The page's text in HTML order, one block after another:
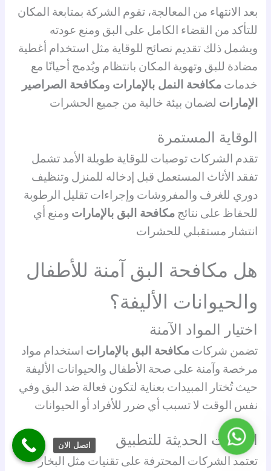
بعد الانتهاء من المعالجة، تقوم الشركة بمتابعة المكان
للتأكد من القضاء الكامل على البق ومنع عودته
ويشمل ذلك تقديم نصائح للوقاية مثل استخدام أغطية
مضادة للبق وتهوية المكان بانتظام ويُدمج أحيانًا مع
خدماتمكافحة النمل بالإمارات ومكافحة الصراصير
الإمارات لضمان بيئة خالية من جميع الحشرات
الوقاية المستمرة
تقدم الشركات توصيات للوقاية طويلة الأمد تشمل
تفقد الأثاث المستعمل قبل إدخاله للمنزل وتنظيف
دوري للغرف والمفروشات وإجراءات تقليل الرطوبة
للحفاظ على نتائجمكافحة البق بالإمارات ومنع أي
انتشار مستقبلي للحشرات
هل مكافحة البق آمنة للأطفال
والحيوانات الأليفة؟
اختيار المواد الآمنة
تضمن شركاتمكافحة البق بالإمارات استخدام مواد
مرخصة وآمنة على صحة الأطفال والحيوانات الأليفة
حيث تُختار المبيدات بعناية لتكون فعالة ضد البق وفي
نفس الوقت لا تسبب أي ضرر للأفراد أو الحيوانات
التقنيات الحديثة للتطبيق
تعتمد الشركات المحترفة على تقنيات مثل البخار
اتصل الان
واتساب